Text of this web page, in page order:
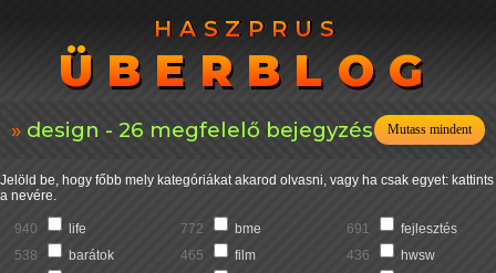
HASZPRUS
ÜBERBLOG
HASZPRUS
ÜBERBLOG
design - 26 megfelelő bejegyzés Mutass mindent
Jelöld be, hogy főbb mely kategóriákat akarod olvasni, vagy ha csak egyet: kattints
a nevére.
940 life 772 bme 691
fejlesztés
538
barátok 465 film 436
hwsw